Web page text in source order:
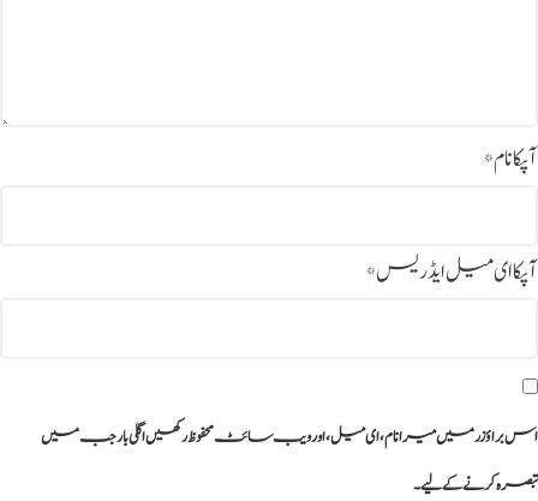
آپکا نام*
آپکا ای میل ایڈریس*
اس براؤزر میں میرا نام، ای میل، اور ویب سائٹ محفوظ رکھیں اگلی بار جب میں
تبصرہ کرنے کےلیے۔